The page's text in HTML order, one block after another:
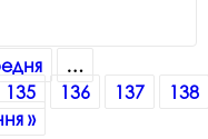
…
135 136 137
138
»